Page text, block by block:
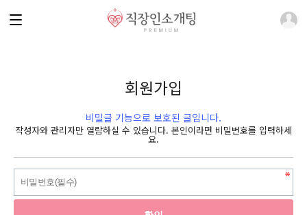
회원가입
비밀글 기능으로 보호된 글입니다.
작성자와 관리자만 열람하실 수 있습니다. 본인이라면 비밀번호를 입력하세
요.